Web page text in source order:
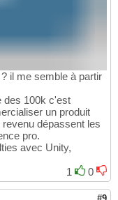
il me semble à partir
des 100k c'est
un produit
dépassent les
pro.
avec Unity,
1
0